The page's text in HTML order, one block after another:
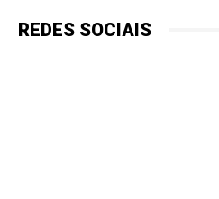
REDES SOCIAIS